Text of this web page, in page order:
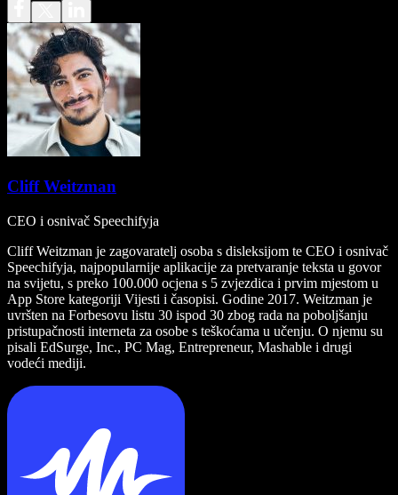
Cliff Weitzman
CEO i osnivač Speechifyja
Cliff Weitzman je zagovaratelj osoba s disleksijom te CEO i osnivač
Speechifyja, najpopularnije aplikacije za pretvaranje teksta u govor
na svijetu, s preko 100.000 ocjena s 5 zvjezdica i prvim mjestom u
App Store kategoriji Vijesti i časopisi. Godine 2017. Weitzman je
uvršten na Forbesovu listu 30 ispod 30 zbog rada na poboljšanju
pristupačnosti interneta za osobe s teškoćama u učenju. O njemu su
pisali EdSurge, Inc., PC Mag, Entrepreneur, Mashable i drugi
vodeći mediji.